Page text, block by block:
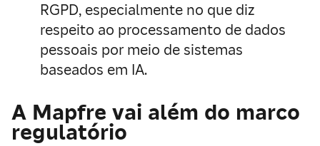
RGPD, especialmente no que diz
respeito ao processamento de dados
pessoais por meio de sistemas
baseados em IA.
A Mapfre vai além do marco
regulatório